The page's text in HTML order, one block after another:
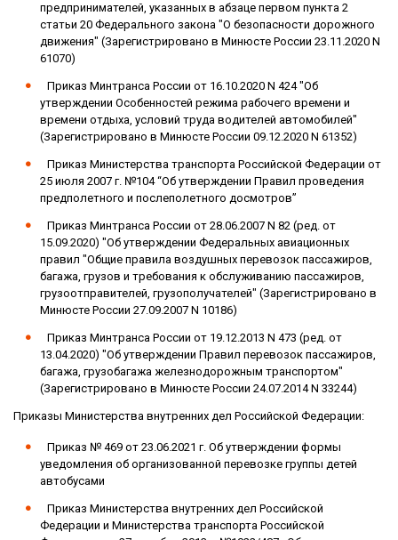
предпринимателей, указанных в абзаце первом пункта 2
статьи 20 Федерального закона "О безопасности дорожного
движения" (Зарегистрировано в Минюсте России 23.11.2020 N
61070)
Приказ Минтранса России от 16.10.2020 N 424 "Об
утверждении Особенностей режима рабочего времени и
времени отдыха, условий труда водителей автомобилей"
(Зарегистрировано в Минюсте России 09.12.2020 N 61352)
Приказ Министерства транспорта Российской Федерации от
25 июля 2007 г. №104 “Об утверждении Правил проведения
предполетного и послеполетного досмотров”
Приказ Минтранса России от 28.06.2007 N 82 (ред. от
15.09.2020) "Об утверждении Федеральных авиационных
правил "Общие правила воздушных перевозок пассажиров,
багажа, грузов и требования к обслуживанию пассажиров,
грузоотправителей, грузополучателей" (Зарегистрировано в
Минюсте России 27.09.2007 N 10186)
Приказ Минтранса России от 19.12.2013 N 473 (ред. от
13.04.2020) "Об утверждении Правил перевозок пассажиров,
багажа, грузобагажа железнодорожным транспортом"
(Зарегистрировано в Минюсте России 24.07.2014 N 33244)
Приказы Министерства внутренних дел Российской Федерации:
Приказ № 469 от 23.06.2021 г. Об утверждении формы
уведомления об организованной перевозке группы детей
автобусами
Приказ Министерства внутренних дел Российской
Федерации и Министерства транспорта Российской